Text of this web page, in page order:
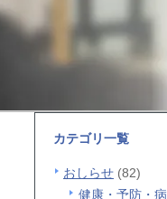
カテゴリ一覧
おしらせ (82)
健康・予防・病